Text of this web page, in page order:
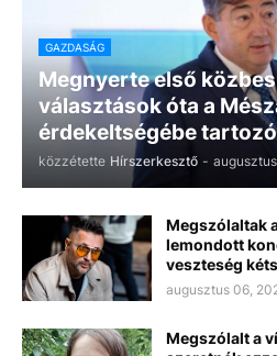
GAZDASÁG
Megnyerte első
választások óta a
érdekeltségébe
közzétette Hírszerkesztő -
Megszólaltak
lemondott
veszteség
augusztus 06,
Megszólalt a